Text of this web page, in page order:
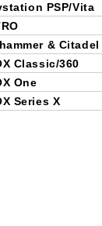
PSP/Vita
& Citadel
Classic/360
One
Series X